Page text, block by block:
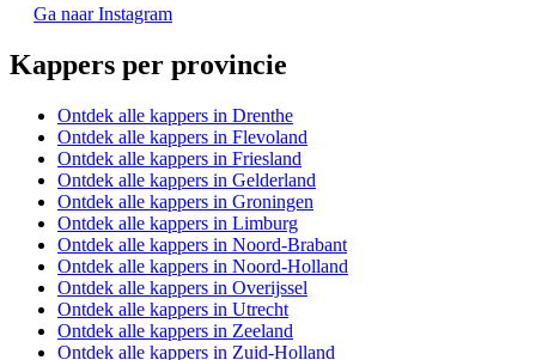
Ga naar Instagram
Kappers per provincie
Ontdek alle kappers in Drenthe
Ontdek alle kappers in Flevoland
Ontdek alle kappers in Friesland
Ontdek alle kappers in Gelderland
Ontdek alle kappers in Groningen
Ontdek alle kappers in Limburg
Ontdek alle kappers in Noord-Brabant
Ontdek alle kappers in Noord-Holland
Ontdek alle kappers in Overijssel
Ontdek alle kappers in Utrecht
Ontdek alle kappers in Zeeland
Ontdek alle kappers in Zuid-Holland